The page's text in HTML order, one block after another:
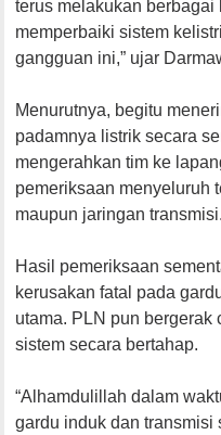
terus melakukan
memperbaiki sistem
gangguan ini,” ujar
Menurutnya, begitu
padamnya listrik secara
mengerahkan tim ke
pemeriksaan menyeluruh
maupun jaringan transmisi.
Hasil pemeriksaan
kerusakan fatal pada
utama. PLN pun bergerak
sistem secara bertahap.
“Alhamdulillah dalam
gardu induk dan transmisi